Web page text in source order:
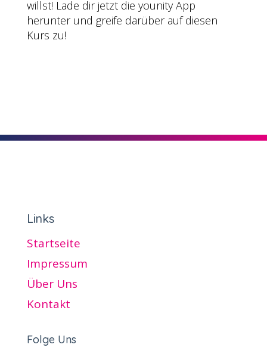
willst! Lade dir jetzt die younity App
herunter und greife darüber auf diesen
Kurs zu!
Links
Startseite
Impressum
Über Uns
Kontakt
Folge Uns